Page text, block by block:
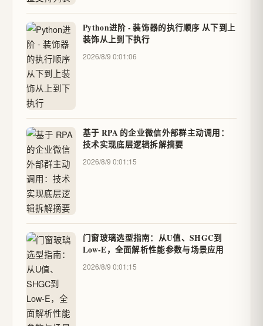
Python进阶 - 装饰器的执行顺序 从下到上
装饰从上到下执行
2026/8/9 0:01:06
基于 RPA 的企业微信外部群主动调用：
技术实现底层逻辑拆解摘要
2026/8/9 0:01:15
门窗玻璃选型指南：从U值、SHGC到
Low-E，全面解析性能参数与场景应用
2026/8/9 0:01:15